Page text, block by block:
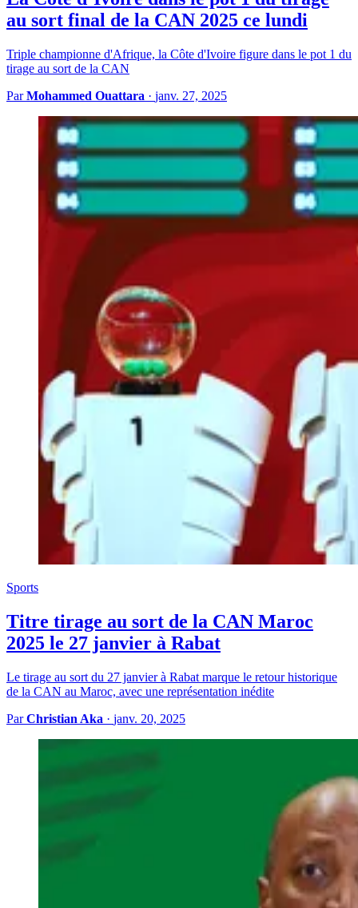
au sort final de la CAN 2025 ce lundi
Triple championne d'Afrique, la Côte d'Ivoire figure dans le pot 1 du
tirage au sort de la CAN
ParMohammed Ouattara · janv. 27, 2025
Sports
Titre tirage au sort de la CAN Maroc
2025 le 27 janvier à Rabat
Le tirage au sort du 27 janvier à Rabat marque le retour historique
de la CAN au Maroc, avec une représentation inédite
ParChristian Aka · janv. 20, 2025